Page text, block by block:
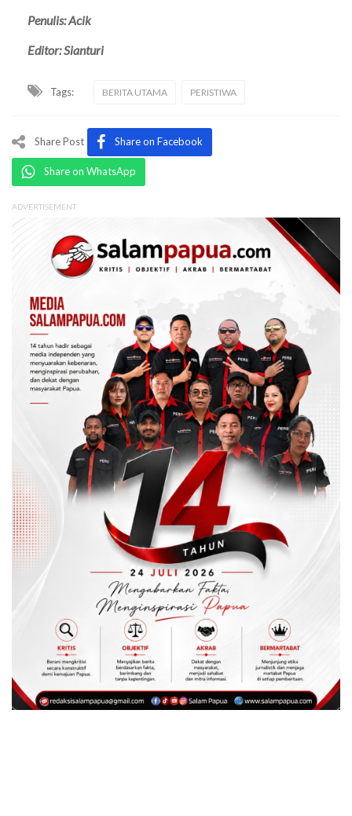
Penulis: Acik
Editor: Sianturi
Tags: BERITA UTAMA PERISTIWA
Share Post Share on Facebook
Share on WhatsApp
ADVERTISEMENT